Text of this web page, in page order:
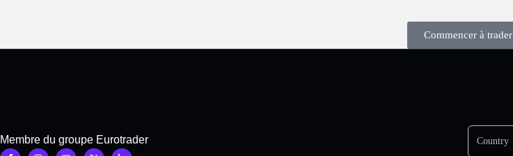
Commencer à trader
Membre du groupe Eurotrader Country